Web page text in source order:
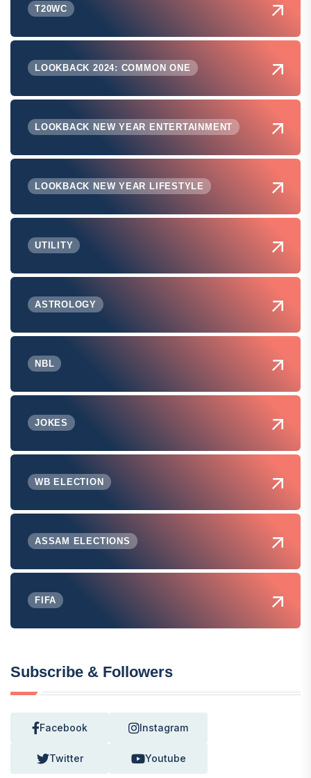
T20WC
LOOKBACK 2024: COMMON ONE
LOOKBACK NEW YEAR ENTERTAINMENT
LOOKBACK NEW YEAR LIFESTYLE
UTILITY
ASTROLOGY
NBL
JOKES
WB ELECTION
ASSAM ELECTIONS
FIFA
Subscribe & Followers
Facebook Instagram
Twitter Youtube